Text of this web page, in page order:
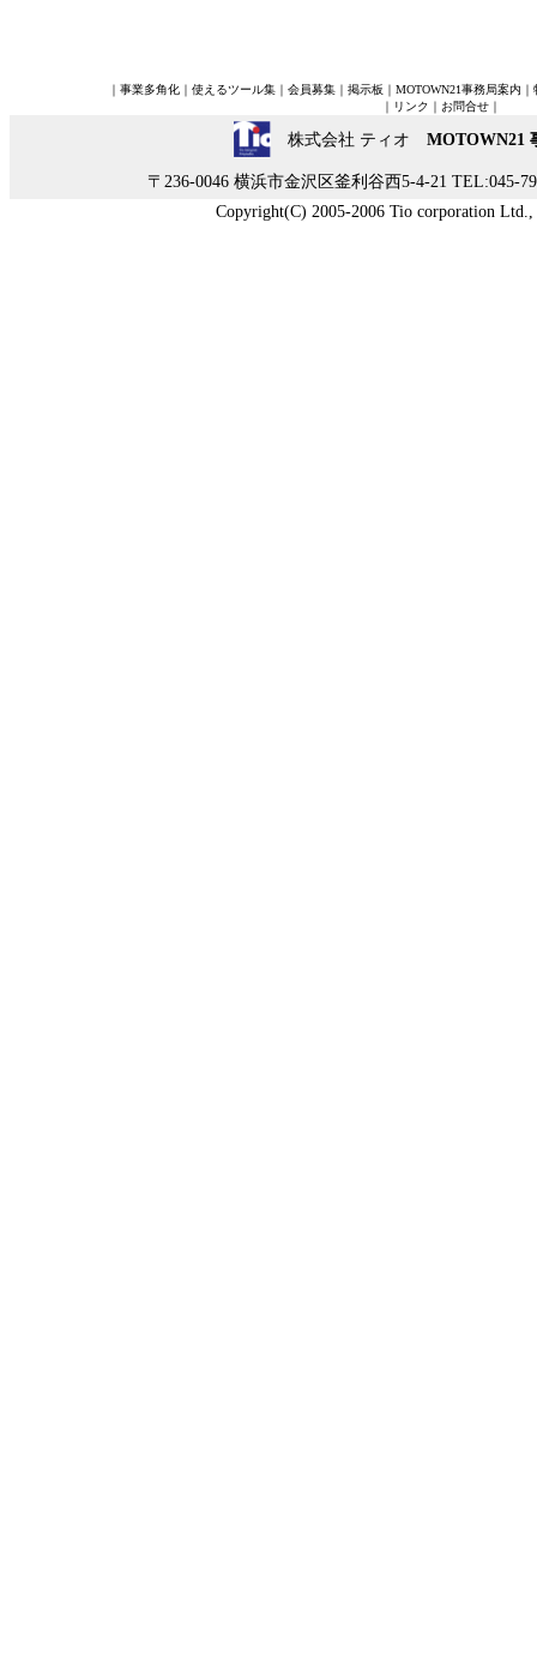
｜ 事業多角化 ｜ 使えるツール集 ｜ 会員募集 ｜ 掲示板 ｜ MOTOWN21事務局案内 ｜
｜ リンク ｜ お問合せ｜
株式会社 ティオ MOTOWN21
〒236-0046 横浜市金沢区釜利谷西5-4-21 TEL:045-
Copyright(C) 2005-2006 Tio corporation